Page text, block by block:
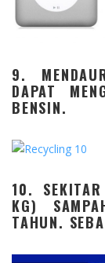
9.
DAPAT
BENSIN.
10.
KG)
TAHUN.